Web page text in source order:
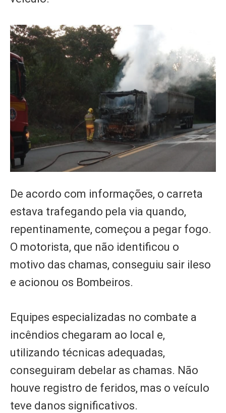
De acordo com informações, o carreta
estava trafegando pela via quando,
repentinamente, começou a pegar fogo.
O motorista, que não identificou o
motivo das chamas, conseguiu sair ileso
e acionou os Bombeiros.
Equipes especializadas no combate a
incêndios chegaram ao local e,
utilizando técnicas adequadas,
conseguiram debelar as chamas. Não
houve registro de feridos, mas o veículo
teve danos significativos.